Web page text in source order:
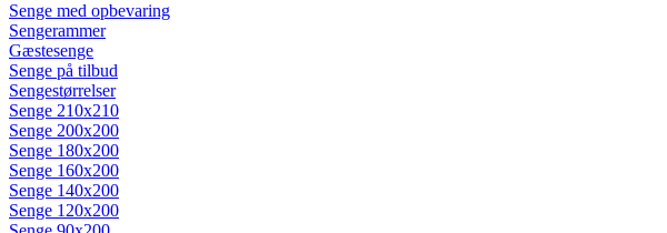
Senge med opbevaring
Sengerammer
Gæstesenge
Senge på tilbud
Sengestørrelser
Senge 210x210
Senge 200x200
Senge 180x200
Senge 160x200
Senge 140x200
Senge 120x200